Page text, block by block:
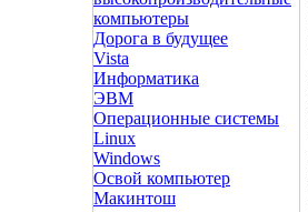
компьютеры
Дорога в будущее
Vista
Инфоpматика
ЭВМ
Операционные системы
Linux
Windows
Освой компьютер
Макинтош